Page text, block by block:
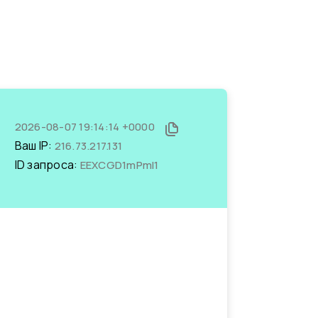
2026-08-07 19:14:14 +0000
Ваш IP: 216.73.217.131
ID запроса: EEXCGD1mPmI1